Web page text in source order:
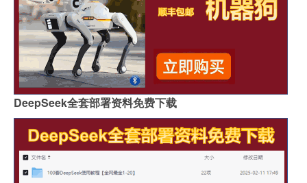
DeepSeek全套部署资料免费下载